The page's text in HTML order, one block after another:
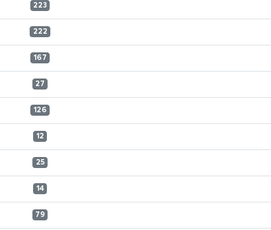
223
222
167
27
126
12
25
14
79